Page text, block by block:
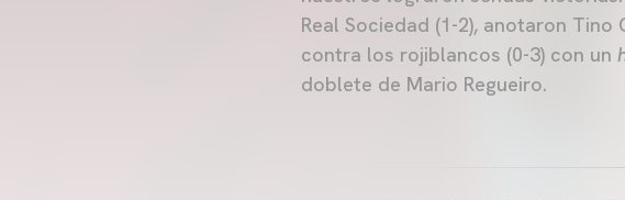
Real Sociedad (1-2), anotaron Tino
contra los rojiblancos (0-3) con un
doblete de Mario Regueiro.